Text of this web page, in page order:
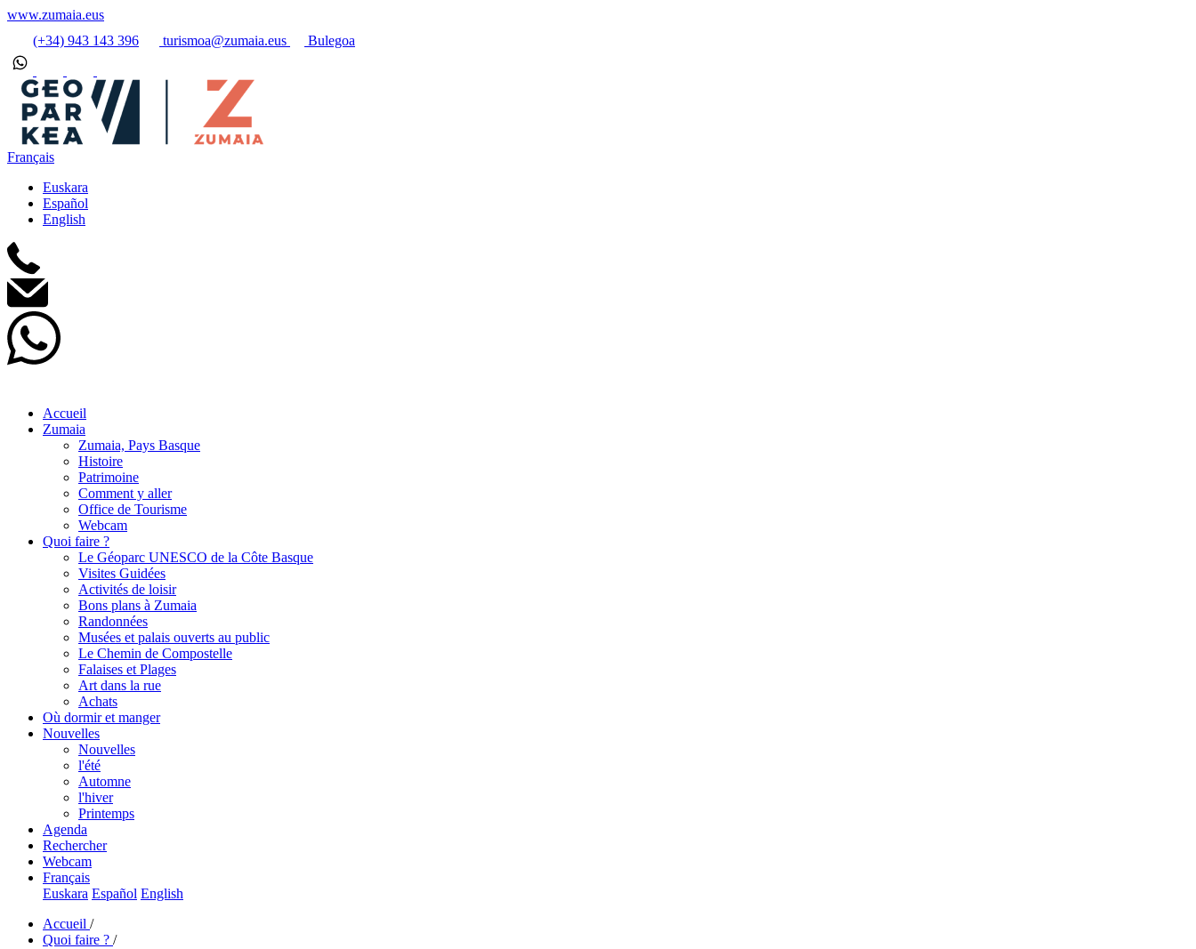
www.zumaia.eus
(+34) 943 143 396
turismoa@zumaia.eus Bulegoa
Français
Euskara
Español
English
Accueil
Zumaia
Zumaia, Pays Basque
Histoire
Patrimoine
Comment y aller
Office de Tourisme
Webcam
Quoi faire ?
Le Géoparc UNESCO de la Côte Basque
Visites Guidées
Activités de loisir
Bons plans à Zumaia
Randonnées
Musées et palais ouverts au public
Le Chemin de Compostelle
Falaises et Plages
Art dans la rue
Achats
Où dormir et manger
Nouvelles
Nouvelles
l'été
Automne
l'hiver
Printemps
Agenda
Rechercher
Webcam
Français
Euskara Español English
Accueil /
Quoi faire ? /